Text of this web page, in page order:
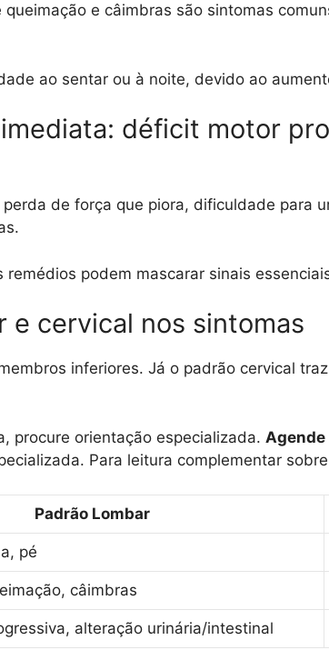
e câimbras são sintomas
ao sentar ou à noite, devido ao
déficit motor
de força que piora, dificuldade para
podem mascarar sinais
e cervical nos sintomas
inferiores. Já o padrão cervical
procure orientação especializada.
Para leitura complementar
Padrão Lombar
pé
câimbras
alteração urinária/intestinal